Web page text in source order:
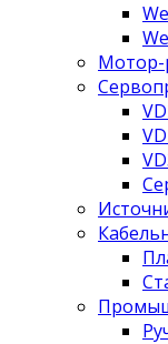
Мотор-